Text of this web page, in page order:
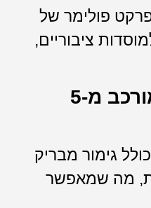
פולימר של
ציבוריים,
פרקט פולימרי המורכב מ-5
גימור מבריק
מה שמאפשר